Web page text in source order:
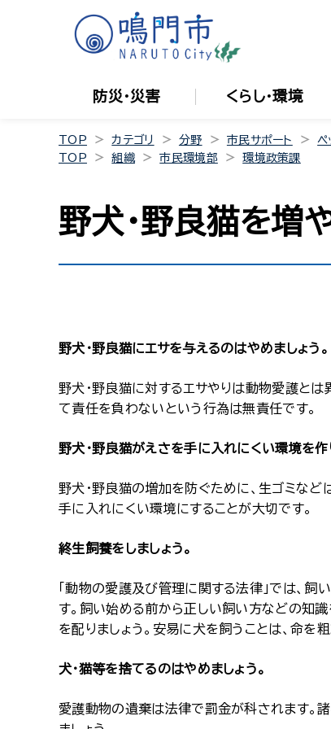
防災・災害 くらし・環境
TOP カテゴリ 分野 市民サポート
ペ
TOP
組織 市民環境部 環境政策課
野犬・野良猫を増
野犬・野良猫にエサを与えるのはやめましょう。
野犬・野良猫に対するエサやりは動物愛護とは
て責任を負わないという行為は無責任です。
野犬・野良猫がえさを手に入れにくい環境を作
野犬・野良猫の増加を防ぐために、生ゴミなど
手に入れにくい環境にすることが大切です。
終生飼養をしましょう。
「動物の愛護及び管理に関する法律」では、
す。飼い始める前から正しい飼い方などの知
を配りましょう。安易に犬を飼うことは、命を
犬・猫等を捨てるのはやめましょう。
愛護動物の遺棄は法律で罰金が科されます。